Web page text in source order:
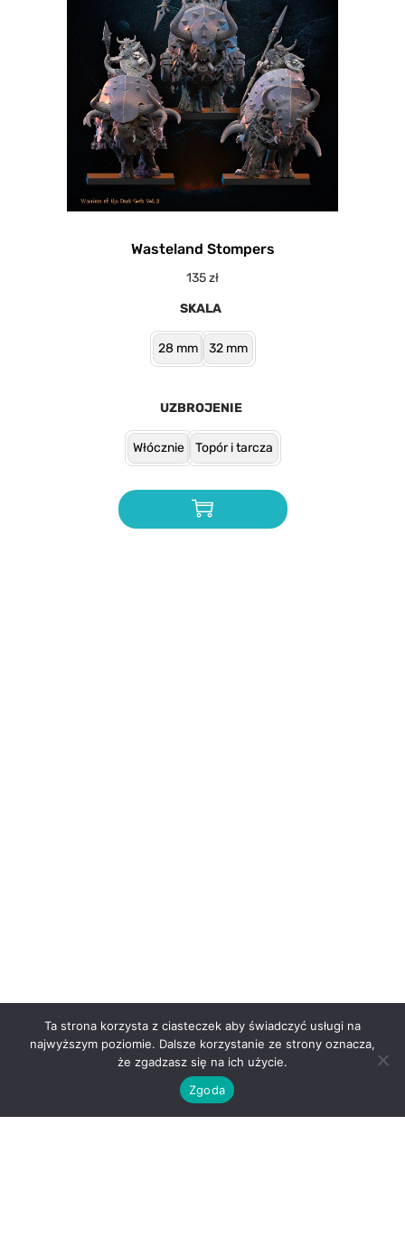
Wasteland Stompers
135zł
SKALA
28 mm 32 mm
UZBROJENIE
Włócznie Topór i tarcza
Ta strona korzysta z ciasteczek aby świadczyć usługi na
najwyższym poziomie. Dalsze korzystanie ze strony oznacza,
że zgadzasz się na ich użycie.
Zgoda